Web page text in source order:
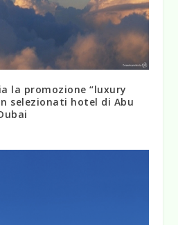
la promozione “luxury
selezionati hotel di Abu